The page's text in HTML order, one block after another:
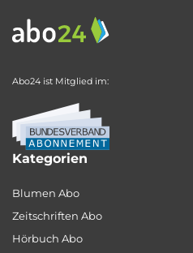
Abo24 ist Mitglied im:
Kategorien
Blumen Abo
Zeitschriften Abo
Hörbuch Abo